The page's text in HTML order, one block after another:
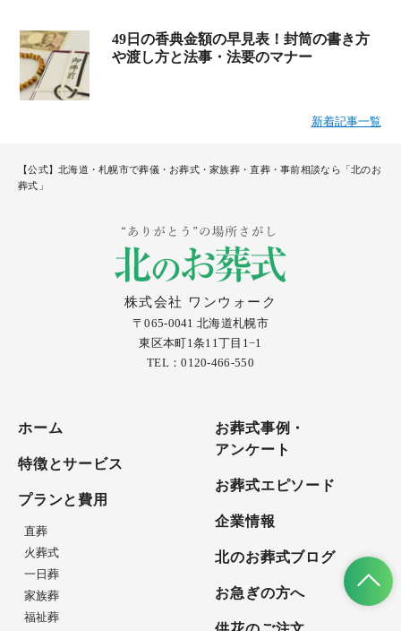
49日の香典金額の早見表！封筒の書き方
や渡し方と法事・法要のマナー
新着記事一覧
【公式】北海道・札幌市で葬儀・お葬式・家族葬・直葬・事前相談なら「北のお
葬式」
株式会社 ワンウォーク
〒065-0041 北海道札幌市
東区本町1条11丁目1−1
TEL：0120-466-550
ホーム
特徴とサービス
プランと費用
直葬
火葬式
一日葬
家族葬
福祉葬
お葬式事例・
アンケート
お葬式エピソード
企業情報
北のお葬式ブログ
お急ぎの方へ